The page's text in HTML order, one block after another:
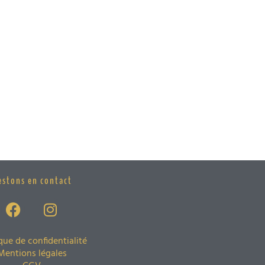
en contact
de confidentialité
légales